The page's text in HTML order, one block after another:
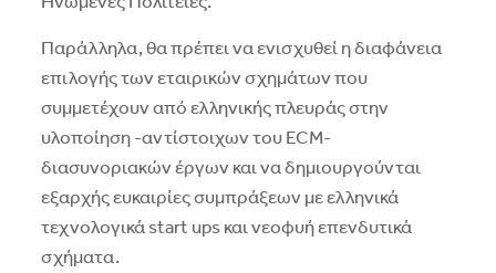
Παράλληλα, θα πρέπει να ενισχυθεί η διαφάνεια
επιλογής των εταιρικών σχημάτων που
συμμετέχουν από ελληνικής πλευράς στην
υλοποίηση -αντίστοιχων του ECM-
διασυνοριακών έργων και να δημιουργούνται
εξαρχής ευκαιρίες συμπράξεων με ελληνικά
τεχνολογικά start ups και νεοφυή επενδυτικά
σχήματα.